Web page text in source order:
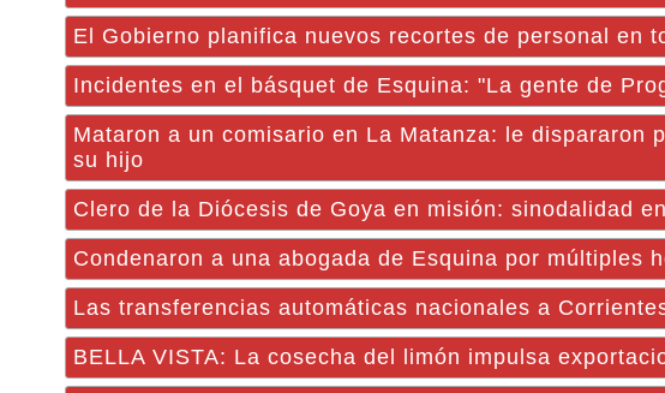
El Gobierno planifica nuevos recortes de personal en
Incidentes en el básquet de Esquina: "La gente de
Mataron a un comisario en La Matanza: le dispararon
su hijo
Clero de la Diócesis de Goya en misión: sinodalidad
Condenaron a una abogada de Esquina por múltiples
Las transferencias automáticas nacionales a
BELLA VISTA: La cosecha del limón impulsa